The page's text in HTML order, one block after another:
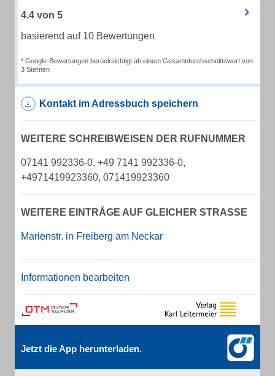
4.4 von 5
basierend auf 10 Bewertungen
* Google-Bewertungen berücksichtigt ab einem Gesamtdurchschnittswert von
3 Sternen
Kontakt im Adressbuch speichern
WEITERE SCHREIBWEISEN DER RUFNUMMER
07141 992336-0, +49 7141 992336-0,
+4971419923360, 071419923360
WEITERE EINTRÄGE AUF GLEICHER STRASSE
Marienstr. in Freiberg am Neckar
Informationen bearbeiten
Jetzt die App herunterladen.